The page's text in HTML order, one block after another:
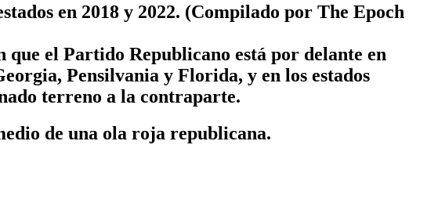
en 2018 y 2022. (Compilado por The Epoch
que el Partido Republicano está por delante en
Pensilvania y Florida, y en los estados
terreno a la contraparte.
de una ola roja republicana.